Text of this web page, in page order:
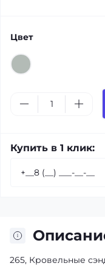
Цвет
Купить в 1 клик:
265, Кровельные